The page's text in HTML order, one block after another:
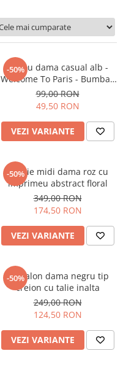
-50%
Tricou dama casual alb -
Welcome To Paris - Bumbac
Organic
99,00 RON
49,50 RON
VEZI VARIANTE
-50%
Rochie midi dama roz cu
imprimeu abstract floral
349,00 RON
174,50 RON
VEZI VARIANTE
-50%
Pantalon dama negru tip
creion cu talie inalta
249,00 RON
124,50 RON
VEZI VARIANTE